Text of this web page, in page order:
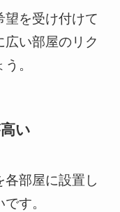
望を受け付けて
広い部屋のリク
。
い
部屋に設置し
す。